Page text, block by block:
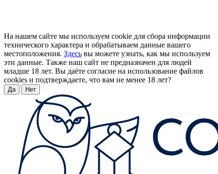
На нашем сайте мы используем cookie для сбора информации
технического характера и обрабатываем данные вашего
местоположения. Здесь вы можете узнать, как мы используем
эти данные. Также наш сайт не предназначен для людей
младше 18 лет. Вы даёте согласие на использование файлов
cookies и подтверждаете, что вам не менее 18 лет?
Да Нет